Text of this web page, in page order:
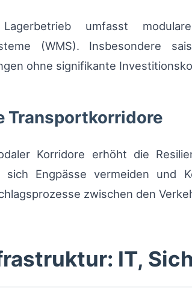
umfasst
(WMS). Insbesondere
ohne signifikante
Transportkorridore
Korridore erhöht die
sich Engpässe vermeiden und
zwischen den
IT,